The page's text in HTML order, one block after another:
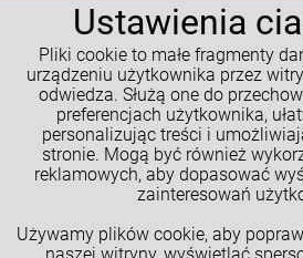
Ustawienia
Pliki cookie to małe fragmenty
urządzeniu użytkownika przez
odwiedza. Służą one do
preferencjach użytkownika,
personalizując treści i
stronie. Mogą być również
reklamowych, aby dopasować
zainteresowań
Używamy plików cookie, aby
Programy
Kalkulatory GM
Moje konto
Informacje o
NASZE